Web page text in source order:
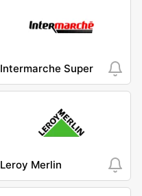
Intermarche Super
Leroy Merlin